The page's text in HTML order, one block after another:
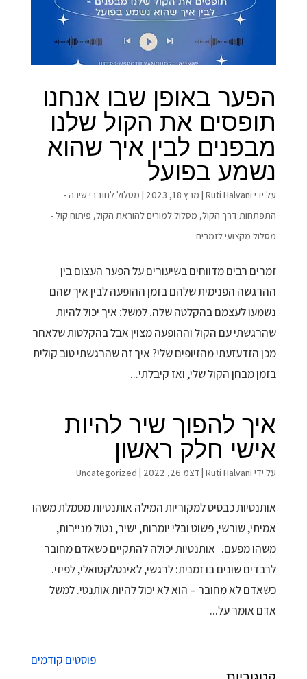
הפער באופן שבו אנחנו
תופסים את הקול שלנו
מבפנים לבין איך שהוא
נשמע בפועל
על ידי Ruti Halvani
| מרץ 18, 2023
מסלול לחובבי שירה -
התפתחות דרך הקול, מסלול למורים להוראת הקול, פיתוח קול -
מסלול מקצועי לזמרים
זמרים רבים מדווחים בשיעורים על הפער העצום בין
ההרגשה הפנימית שלהם בזמן ההופעה לבין איך שהם
נשמעו לעצמם בהקלטה שלה. למשל: איך יכול להיות
שהרגשתי עם הקול וההופעה מצוין אבל בהקלטות שלאחר
מכן הזדעזעתי מהזיופים שלי? איך זה שהרגשתי טוב קולית
בזמן מבחן הקול שלי, ואז קיבלתי...
איך להפוך שיר להיות
אישי חלק ראשון
על ידי Ruti Halvani
| דצמ 26, 2022 Uncategorized
אותנטיות כבסיס למקוריות המילה אותנטיות מסמלת משהו
אמיתי, שורשי, פשוט ובלי יומרות, ישיר, נטול מניירות,
משהו מפעם. אותנטיות יכולה להתקיים כשאדם מחובר
לרבדים שונים בו זמנית: לרגשי, לאינטלקטואלי, לפיזי.
כשאדם לא מחובר – הוא לא יכול להיות אותנטי. למשל
אדם אומר על...
פוסטים קודמים